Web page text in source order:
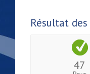
Résultat
47